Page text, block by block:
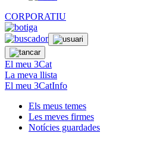
CORPORATIU
El meu 3Cat
La meva llista
El meu 3CatInfo
Els meus temes
Les meves firmes
Notícies guardades